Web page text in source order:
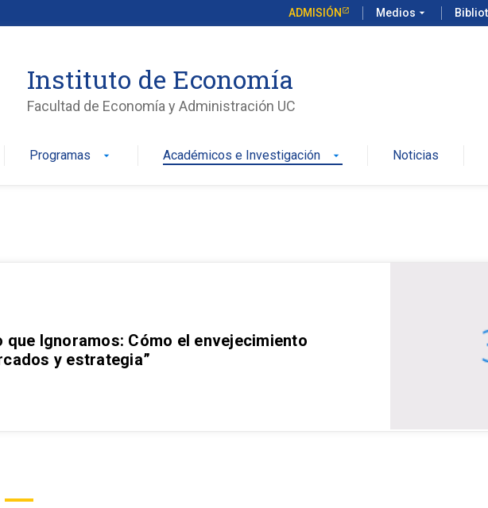
ADMISIÓN Medios arrow_drop_down
Instituto de Economía
Facultad de Economía y Administración UC
Programas arrow_drop_down Académicos e Investigación arrow_drop_down Noticias
que Ignoramos: Cómo el envejecimiento
y estrategia”